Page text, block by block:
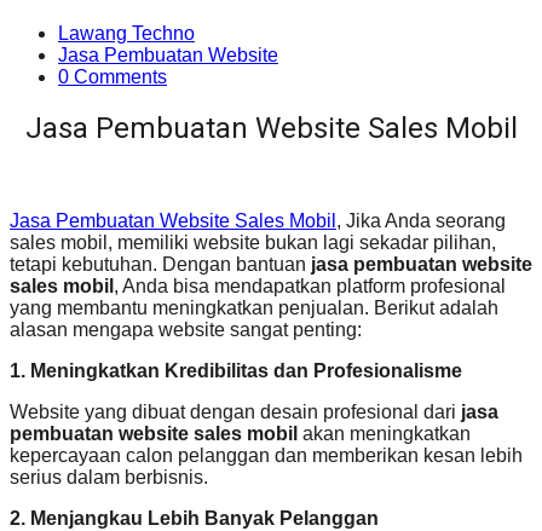
Lawang Techno
Jasa Pembuatan Website
0 Comments
Jasa Pembuatan Website Sales Mobil
Jasa Pembuatan Website Sales Mobil , Jika Anda seorang
sales mobil, memiliki website bukan lagi sekadar pilihan,
tetapi kebutuhan. Dengan bantuan jasa pembuatan website
sales mobil , Anda bisa mendapatkan platform profesional
yang membantu meningkatkan penjualan. Berikut adalah
alasan mengapa website sangat penting:
1. Meningkatkan Kredibilitas dan Profesionalisme
Website yang dibuat dengan desain profesional dari jasa
pembuatan website sales mobil akan meningkatkan
kepercayaan calon pelanggan dan memberikan kesan lebih
serius dalam berbisnis.
2. Menjangkau Lebih Banyak Pelanggan